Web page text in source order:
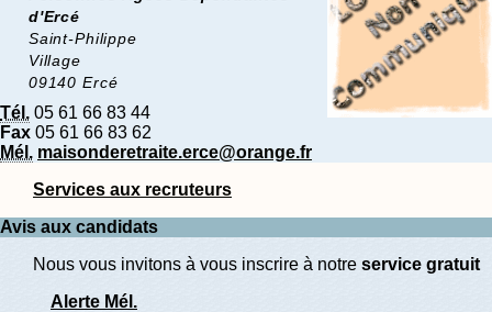
d'Ercé
Saint-Philippe
Village
09140 Ercé
Tél. 05 61 66 83 44
Fax 05 61 66 83 62
Mél. maisonderetraite.erce@orange.fr
Services aux recruteurs
Avis aux candidats
Nous vous invitons à vous inscrire à notre service gratuit
Alerte Mél.